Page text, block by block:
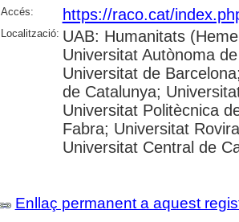
Accés: https://raco.cat/
Localització: UAB: Humanitats
Universitat Autònoma
Universitat de
de Catalunya;
Universitat Politècnica
Fabra; Universitat
Universitat Central de
Enllaç permanent a aquest